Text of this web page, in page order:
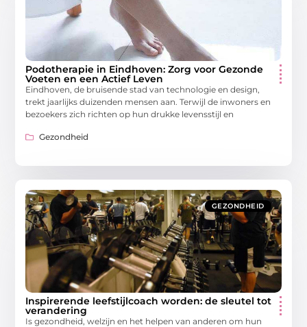
Podotherapie in Eindhoven: Zorg voor Gezonde
Voeten en een Actief Leven
Eindhoven, de bruisende stad van technologie en design,
trekt jaarlijks duizenden mensen aan. Terwijl de inwoners en
bezoekers zich richten op hun drukke levensstijl en
Gezondheid
GEZONDHEID
Inspirerende leefstijlcoach worden: de sleutel tot
verandering
Is gezondheid, welzijn en het helpen van anderen om hun